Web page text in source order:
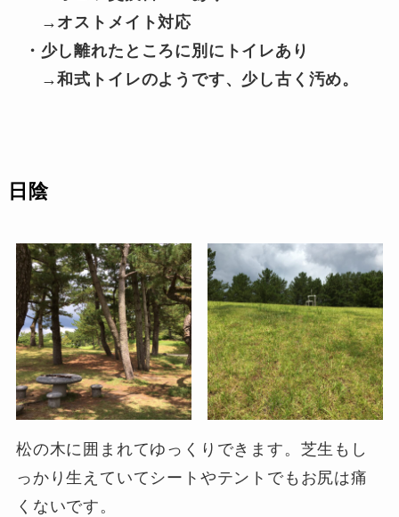
→オストメイト対応
・少し離れたところに別にトイレあり
→和式トイレのようです、少し古く汚め。
日陰
松の木に囲まれてゆっくりできます。芝生もし
っかり生えていてシートやテントでもお尻は痛
くないです。